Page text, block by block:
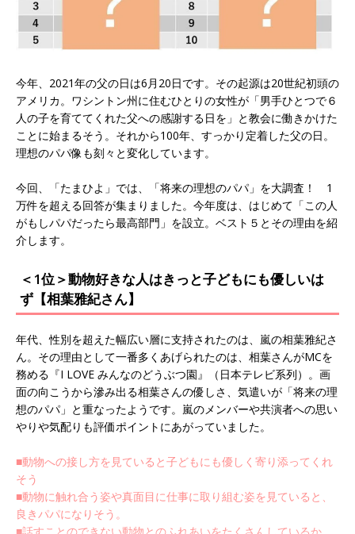
今年、2021年の父の日は6月20日です。その起源は20世紀初頭の
アメリカ。ワシントン州に住むひとりの女性が「男手ひとつで６
人の子を育ててくれた父への感謝する日を」と教会に働きかけた
ことに始まるそう。それから100年、すっかり定着した父の日。
理想のパパ像も刻々と変化しています。
今回、「たまひよ」では、「将来の理想のパパ」を大調査！ 1
万件を超える回答が集まりました。今年度は、はじめて「この人
がもしパパだったら最高部門」を設立。ベスト５とその理由を紹
介します。
＜1位＞動物好きな人はきっと子どもにも優しいは
ず【相葉雅紀さん】
年代、性別を超えた幅広い層に支持されたのは、嵐の相葉雅紀さ
ん。その理由として一番多くあげられたのは、相葉さんがMCを
務める『I LOVE みんなのどうぶつ園』（日本テレビ系列）。画
面の向こうから滲み出る相葉さんの優しさ、気遣いが「将来の理
想のパパ」と重なったようです。嵐のメンバーや共演者への思い
やりや気配りも評価ポイントにあがっていました。
■動物への接し方を見ていると子どもにも優しく寄り添ってくれ
そう
■動物に触れ合う姿や真面目に仕事に取り組む姿を見ていると、
良きパパになりそう。
■話すことのできない動物とのふれあいをたくさんしているか